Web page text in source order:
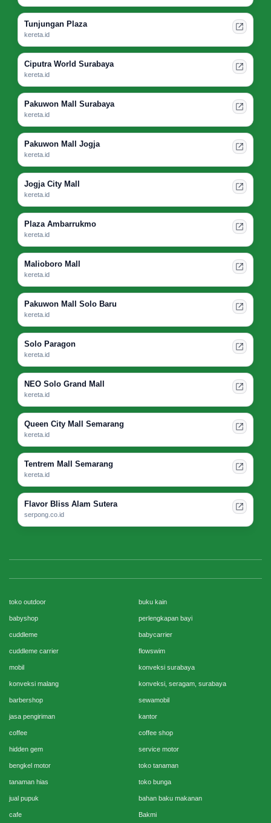
Tunjungan Plaza
kereta.id
Ciputra World Surabaya
kereta.id
Pakuwon Mall Surabaya
kereta.id
Pakuwon Mall Jogja
kereta.id
Jogja City Mall
kereta.id
Plaza Ambarrukmo
kereta.id
Malioboro Mall
kereta.id
Pakuwon Mall Solo Baru
kereta.id
Solo Paragon
kereta.id
NEO Solo Grand Mall
kereta.id
Queen City Mall Semarang
kereta.id
Tentrem Mall Semarang
kereta.id
Flavor Bliss Alam Sutera
serpong.co.id
toko outdoor buku kain
babyshop perlengkapan bayi
cuddleme babycarrier
cuddleme carrier flowswim
mobil konveksi surabaya
konveksi malang konveksi, seragam, surabaya
barbershop sewamobil
jasa pengiriman kantor
coffee coffee shop
hidden gem service motor
bengkel motor toko tanaman
tanaman hias toko bunga
jual pupuk bahan baku makanan
cafe Bakmi